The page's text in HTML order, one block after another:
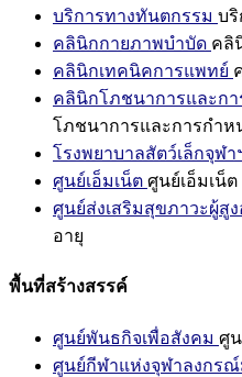
บริการทางทันตกรรม บ
คลินิกกายภาพบำบัด คลิ
คลินิกเทคนิคการแพทย์
คลินิกโภชนาการและก
โภชนาการและการกำห
โรงพยาบาลสัตว์เล็กจุฬา
ศูนย์เอ็มเน็ต ศูนย์เอ็มเน็ต
ศูนย์ส่งเสริมสุขภาวะผู้สูง
อายุ
พื้นที่สร้างสรรค์
ศูนย์พันธกิจเพื่อสังคม ศู
ศูนย์กีฬาแห่งจุฬาลงกร